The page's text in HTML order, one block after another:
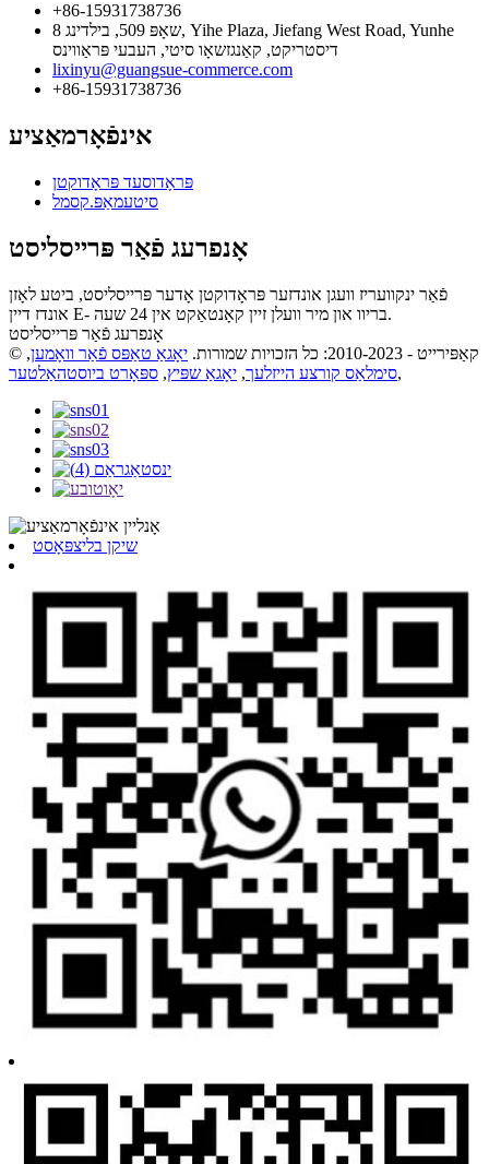
+86-15931738736
שאָפּ 509, בילדינג 8, Yihe Plaza, Jiefang West Road, Yunhe
דיסטריקט, קאַנגזשאָו סיטי, העבעי פּראַווינס
lixinyu@guangsue-commerce.com
+86-15931738736
אינפֿאָרמאַציע
פּראָדוסעד פּראָדוקטן
סיטעמאַפּ.קסמל
אָנפרעג פֿאַר פּרייסליסט
פֿאַר ינקוועריז וועגן אונדזער פּראָדוקטן אָדער פּרייסליסט, ביטע לאָזן
אונדז דיין E- בריוו און מיר וועלן זיין קאָנטאַקט אין 24 שעה.
אָנפרעג פֿאַר פּרייסליסט
© קאַפּירייט - 2010-2023: כל הזכויות שמורות.
יאָגאַ טאַפּס פֿאַר וואָמען,
סימלאַס קורצע הייזלעך, יאָגאַ שפּיץ, ספּאָרט ביוסטהאַלטער ,
שיקן בליצפּאָסט